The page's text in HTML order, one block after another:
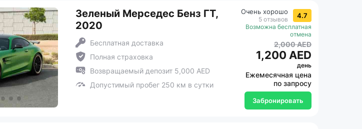
Зеленый Мерседес Бенз ГТ,
2020
Бесплатная доставка
Полная страховка
Возвращаемый депозит 5,000 AED
Допустимый пробег 250 км в сутки
Очень хорошо
5 отзывов 4.7
Возможна бесплатная
отмена
2,000 AED
1,200 AED
день
Ежемесячная цена
по запросу
Забронировать